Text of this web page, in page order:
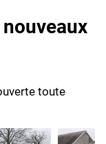
toute